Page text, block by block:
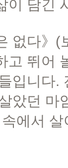
이 담긴
없다
고 뛰어
입니다.
았던 마
에서